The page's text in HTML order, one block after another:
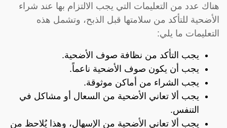
هناك عدد من التعليمات التي يجب الالتزام بها عند شراء
الأضحية للتأكد من سلامتها قبل الذبح، وتشمل هذه
التعليمات ما يلي:
يجب التأكد من نظافة صوف الأضحية.
يجب أن يكون صوف الأضحية ناعماً.
يجب الشراء من أماكن موثوقة.
يجب ألا تعاني الأضحية من السعال أو مشاكل في
التنفس.
يجب ألا تعاني الأضحية من الإسهال، وهذا يُلاحظ من